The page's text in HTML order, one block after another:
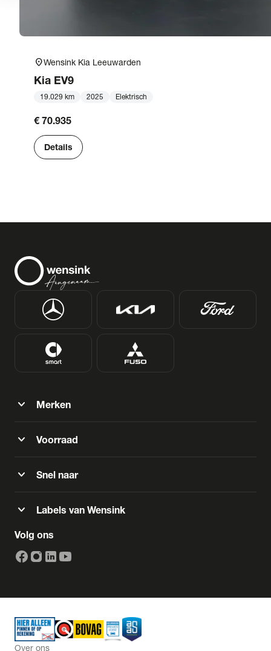
location_onWensink Kia Leeuwarden
Kia EV9
19.029 km 2025 Elektrisch
€ 70.935
Details
expand_more Merken
expand_more Voorraad
expand_more Snel naar
expand_more Labels van Wensink
Volg ons
Over ons